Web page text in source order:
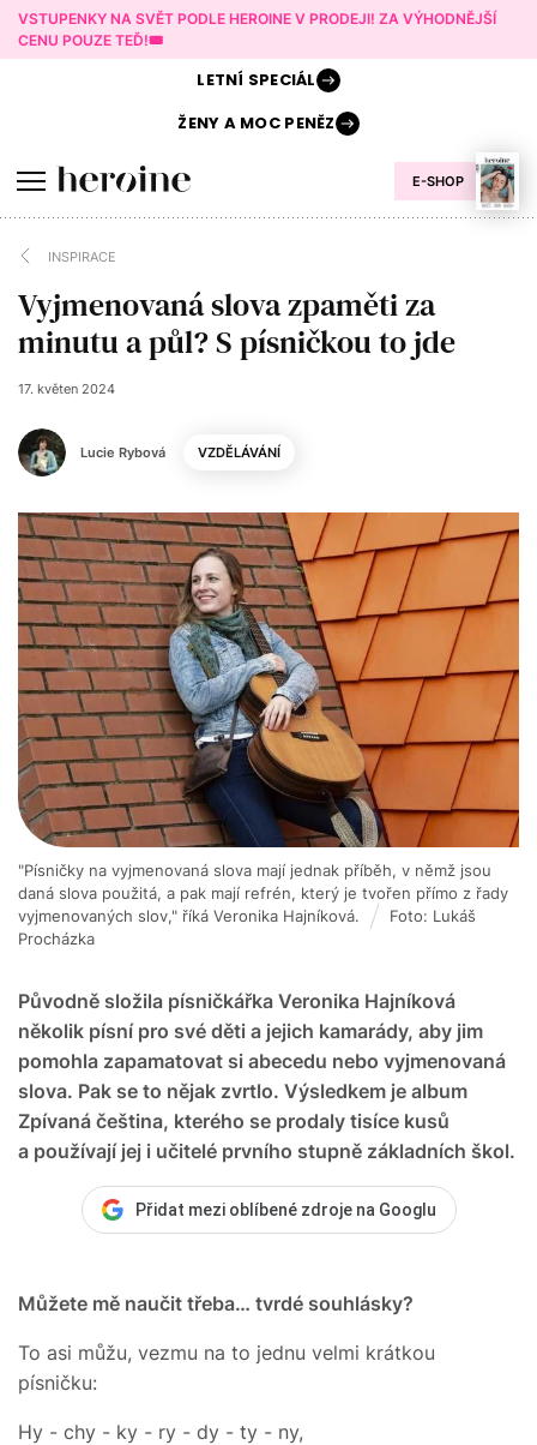
VSTUPENKY NA SVĚT PODLE HEROINE V PRODEJI! ZA VÝHODNĚJŠÍ
CENU POUZE TEĎ!🎟️
E-SHOP
LETNÍ SPECIÁL
ŽENY AMOC PENĚZ
INSPIRACE
Vyjmenovaná slova zpaměti za
minutu a půl? S písničkou to jde
Lucie Rybová
17. květen 2024
VZDĚLÁVÁNÍ
Původně složila písničkářka Veronika Hajníková
několik písní pro své děti a jejich kamarády, aby jim
pomohla zapamatovat si abecedu nebo vyjmenovaná
slova. Pak se to nějak zvrtlo. Výsledkem je album
Zpívaná čeština, kterého se prodaly tisíce kusů
a používají jej i učitelé prvního stupně základních škol.
"Písničky na vyjmenovaná slova mají jednak příběh, v němž jsou
daná slova použitá, a pak mají refrén, který je tvořen přímo z řady
vyjmenovaných slov," říká Veronika Hajníková.
Foto: Lukáš
Procházka
Přidat mezi oblíbené zdroje na Googlu
Můžete mě naučit třeba… tvrdé souhlásky?
To asi můžu, vezmu na to jednu velmi krátkou
písničku:
Hy - chy - ky - ry - dy - ty - ny,